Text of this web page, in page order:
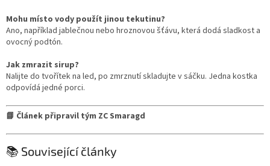
Mohu místo vody použít jinou tekutinu?
Ano, například jablečnou nebo hroznovou šťávu, která dodá sladkost a
ovocný podtón.
Jak zmrazit sirup?
Nalijte do tvořítek na led, po zmrznutí skladujte v sáčku. Jedna kostka
odpovídá jedné porci.
📘 Článek připravil tým ZC Smaragd
📚 Související články